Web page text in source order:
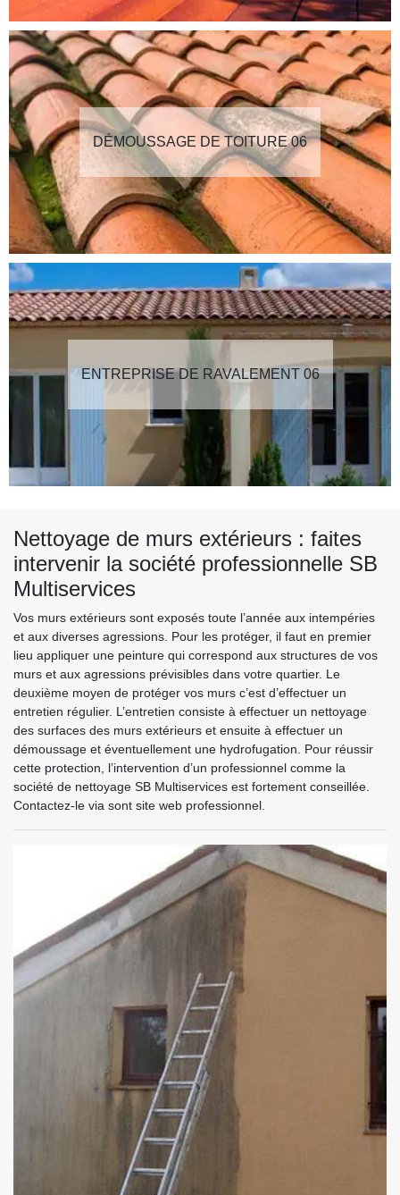
DÉMOUSSAGE DE TOITURE 06
ENTREPRISE DE RAVALEMENT 06
Nettoyage de murs extérieurs : faites
intervenir la société professionnelle SB
Multiservices
Vos murs extérieurs sont exposés toute l’année aux intempéries
et aux diverses agressions. Pour les protéger, il faut en premier
lieu appliquer une peinture qui correspond aux structures de vos
murs et aux agressions prévisibles dans votre quartier. Le
deuxième moyen de protéger vos murs c’est d’effectuer un
entretien régulier. L’entretien consiste à effectuer un nettoyage
des surfaces des murs extérieurs et ensuite à effectuer un
démoussage et éventuellement une hydrofugation. Pour réussir
cette protection, l’intervention d’un professionnel comme la
société de nettoyage SB Multiservices est fortement conseillée.
Contactez-le via sont site web professionnel.